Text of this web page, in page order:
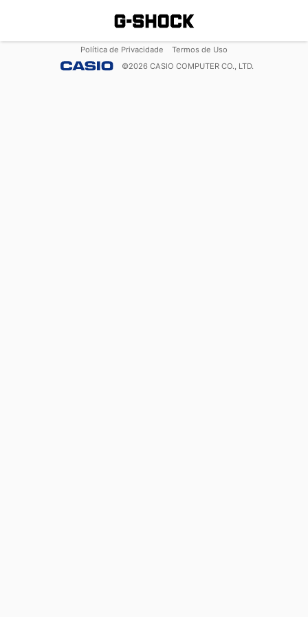
Política de Privacidade
Termos de Uso
©2026 CASIO COMPUTER CO., LTD.